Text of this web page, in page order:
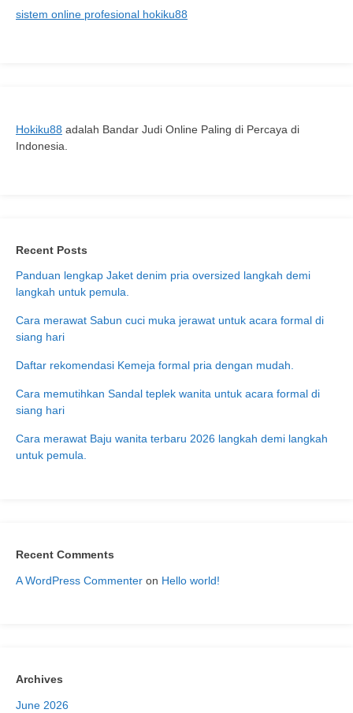
sistem online profesional hokiku88
Hokiku88 adalah Bandar Judi Online Paling di Percaya di
Indonesia.
Recent Posts
Panduan lengkap Jaket denim pria oversized langkah demi
langkah untuk pemula.
Cara merawat Sabun cuci muka jerawat untuk acara formal di
siang hari
Daftar rekomendasi Kemeja formal pria dengan mudah.
Cara memutihkan Sandal teplek wanita untuk acara formal di
siang hari
Cara merawat Baju wanita terbaru 2026 langkah demi langkah
untuk pemula.
Recent Comments
A WordPress Commenter on Hello world!
Archives
June 2026